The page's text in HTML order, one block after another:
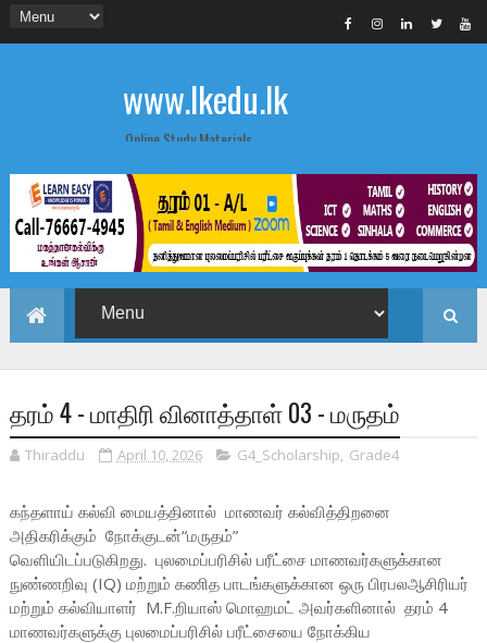
www.lkedu.lk
Online Study Materials
தரம் 4 - மாதிரி வினாத்தாள் 03 - மருதம்
Thiraddu April 10, 2026 G4_Scholarship, Grade4
கந்தளாய் கல்வி மையத்தினால் மாணவர் கல்வித்திறனை
அதிகரிக்கும் நோக்குடன்“மருதம்”
வெளியிடப்படுகிறது. புலமைப்பரிசில் பரீட்சை மாணவர்களுக்கான
நுண்ணறிவு (IQ) மற்றும் கணித பாடங்களுக்கான ஒரு பிரபலஆசிரியர்
மற்றும் கல்வியாளர் M.F.றியாஸ் மொஹமட் அவர்களினால் தரம் 4
மாணவர்களுக்கு புலமைப்பரிசில் பரீட்சையை நோக்கிய